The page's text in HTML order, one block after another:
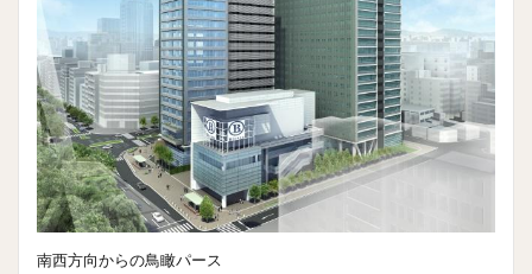
南西方向からの鳥瞰パース